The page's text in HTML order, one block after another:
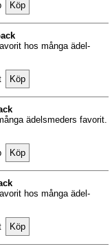
hos många ädel-
ädelsmeders favorit.
hos många ädel-